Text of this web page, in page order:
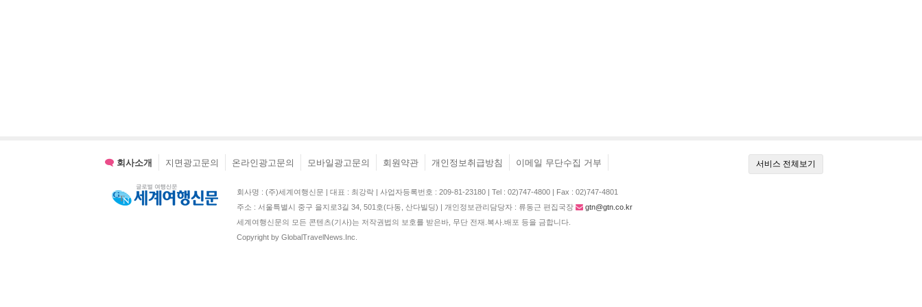
서비스 전체보기
회사소개 지면광고문의 온라인광고문의 모바일광고문의 회원약관 개인정보취급방침 이메일 무단수집 거부
회사명 : (주)세계여행신문 | 대표 : 최강락 | 사업자등록번호 : 209-81-23180 | Tel : 02)747-4800 | Fax : 02)747-4801
주소 : 서울특별시 중구 을지로3길 34, 501호(다동, 산다빌딩) | 개인정보관리담당자 : 류동근 편집국장
gtn@gtn.co.kr
세계여행신문의 모든 콘텐츠(기사)는 저작권법의 보호를 받은바, 무단 전재.복사.배포 등을 금합니다.
Copyright by GlobalTravelNews.Inc.